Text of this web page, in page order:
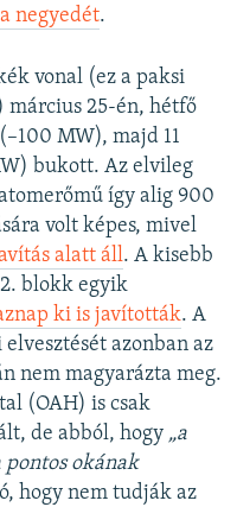
negyedét.
vonal (ez a paksi
március 25-én, hétfő
MW), majd 11
bukott. Az elvileg
így alig 900
volt képes, mivel
alatt áll. A kisebb
blokk egyik
ki is javították. A
azonban az
nem magyarázta meg.
(OAH) is csak
de abból, hogy „a
pontos okának
hogy nem tudják az